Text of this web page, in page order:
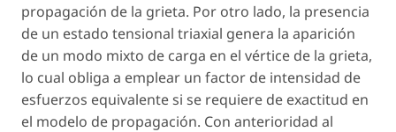
propagación de la grieta. Por otro lado, la presencia
de un estado tensional triaxial genera la aparición
de un modo mixto de carga en el vértice de la grieta,
lo cual obliga a emplear un factor de intensidad de
esfuerzos equivalente si se requiere de exactitud en
el modelo de propagación. Con anterioridad al